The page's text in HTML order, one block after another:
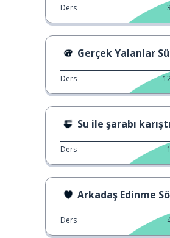
Ders
Gerçek Yalanlar
Ders
Su ile şarabı
Ders
Arkadaş Edinme
Ders